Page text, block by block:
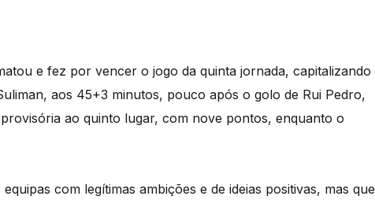
e fez por vencer o jogo da quinta jornada, capitalizando
aos 45+3 minutos, pouco após o golo de Rui Pedro,
ao quinto lugar, com nove pontos, enquanto o
com legítimas ambições e de ideias positivas, mas que